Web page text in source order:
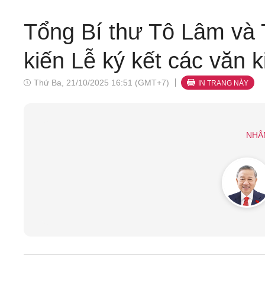
Tổng Bí thư Tô Lâm và
kiến Lễ ký kết các văn
Thứ Ba, 21/10/2025 16:51 (GMT+7) IN TRANG NÀY